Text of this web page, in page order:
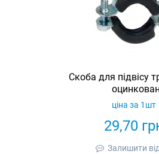
Скоба для підвісу
29,70
ціна за 1шт
Залишити